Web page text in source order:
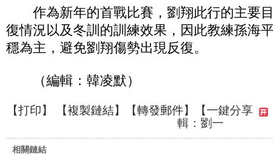
作為新年的首戰比賽，劉翔此行的主要
復情況以及冬訓的訓練效果，因此教練孫海
穩為主，避免劉翔傷勢出現反復。
（編輯：韓凌默）
【打印】 【複製鏈結】【轉發郵件】
【一鍵分享
輯：劉一
相關鏈結